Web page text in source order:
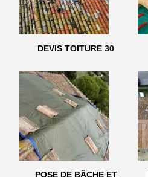
DEVIS TOITURE 30
POSE DE BÂCHE ET